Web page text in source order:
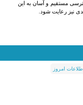
مستقیم و آسان به این
نیز رعایت شود.
امروز